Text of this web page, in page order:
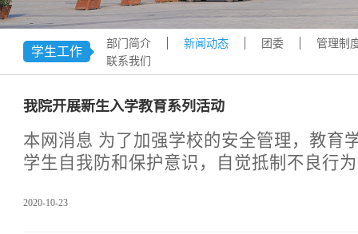
下载专区
安全宣传
学生工作
部门简介 新闻动态 团委
管理制
联系我们
我院开展新生入学教育系列活动
本网消息 为了加强学校的安全管理，教育
学生自我防和保护意识，自觉抵制不良行
生活习惯。2020年10月12日-10月22日，
2020-10-23